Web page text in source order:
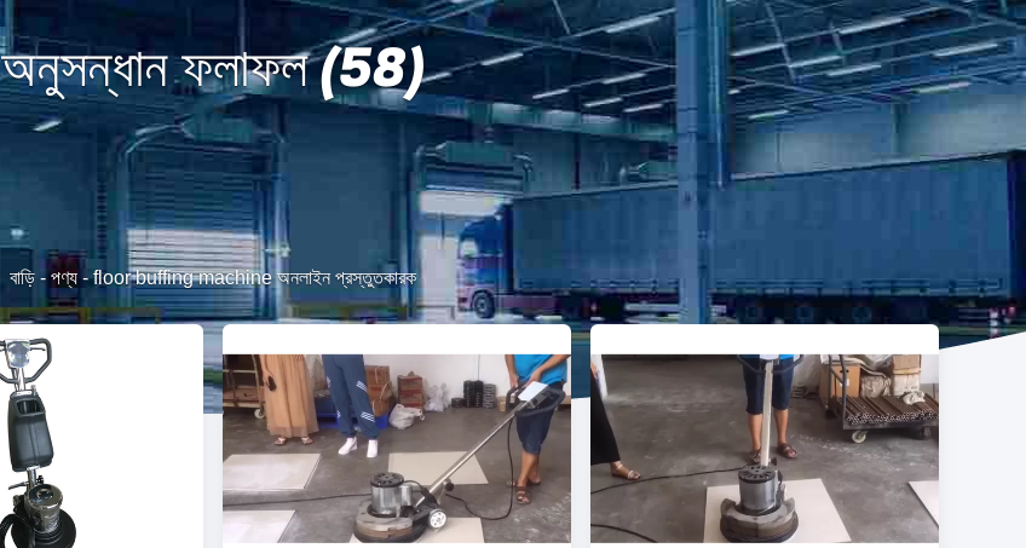
অনুসন্ধান ফলাফল (58)
বাড়ি - পণ্য -floor buffing machine অনলাইন প্রস্তুতকারক